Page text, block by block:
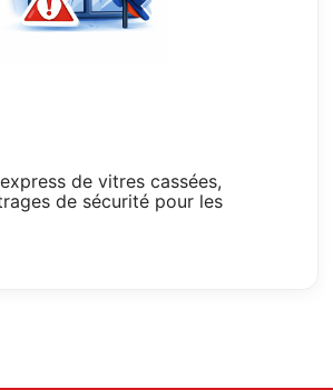
de vitres cassées,
de sécurité pour les